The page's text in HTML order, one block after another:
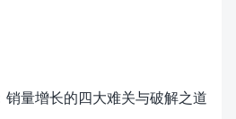
销量增长的四大难关与破解之道